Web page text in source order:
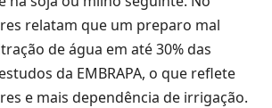
relatam que um preparo mal
de água em até 30% das
da EMBRAPA, o que reflete
e mais dependência de irrigação.